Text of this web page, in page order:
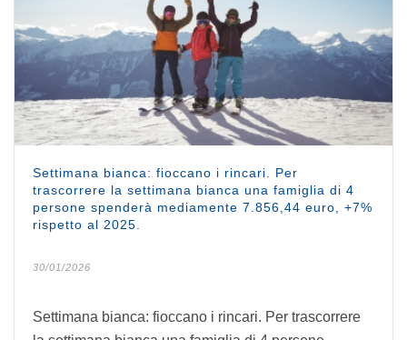
Settimana bianca: fioccano i rincari. Per
trascorrere la settimana bianca una famiglia di 4
persone spenderà mediamente 7.856,44 euro, +7%
rispetto al 2025.
30/01/2026
Settimana bianca: fioccano i rincari. Per trascorrere